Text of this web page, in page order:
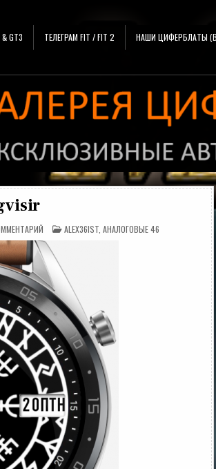
GT3 ТЕЛЕГРАМ FIT / FIT 2 НАШИ ЦИФЕРБЛАТЫ
A36VIKINGVEGVISIR
ОПУБЛИКОВАНО
В
ALEX36IST ,АНАЛОГОВЫЕ 46